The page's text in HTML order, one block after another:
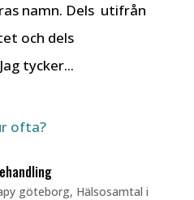
namn. Dels utifrån
och dels
tycker...
göteborg, Hälsosamtal i